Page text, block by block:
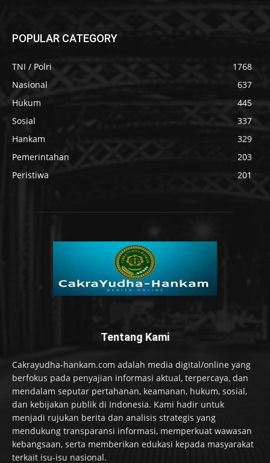
POPULAR CATEGORY
TNI / Polri
1768
Nasional
637
Hukum
445
Sosial
337
Hankam
329
Pemerintahan
203
Peristiwa
201
Tentang Kami
Cakrayudha-hankam.com adalah media digital/online yang
berfokus pada penyajian informasi aktual, terpercaya, dan
mendalam seputar pertahanan, keamanan, hukum, sosial,
dan kebijakan publik di Indonesia. Kami hadir untuk
menjadi rujukan berita dan analisis strategis yang
mendukung transparansi informasi, memperkuat wawasan
kebangsaan, serta memberikan edukasi kepada masyarakat
terkait isu-isu nasional.